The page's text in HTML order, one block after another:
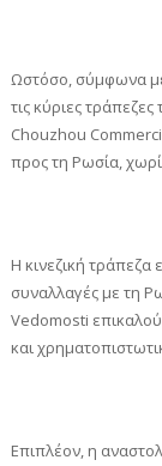
Ωστόσο, σύμφωνα
τις κύριες
Chouzhou
προς τη Ρωσία,
Η κινεζική τράπεζα
συναλλαγές με τη
Vedomosti
και
Επιπλέον, η